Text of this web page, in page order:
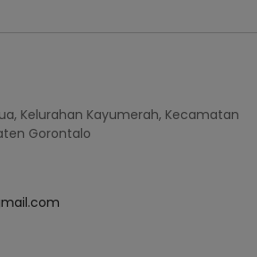
Kelurahan Kayumerah, Kecamatan
Gorontalo